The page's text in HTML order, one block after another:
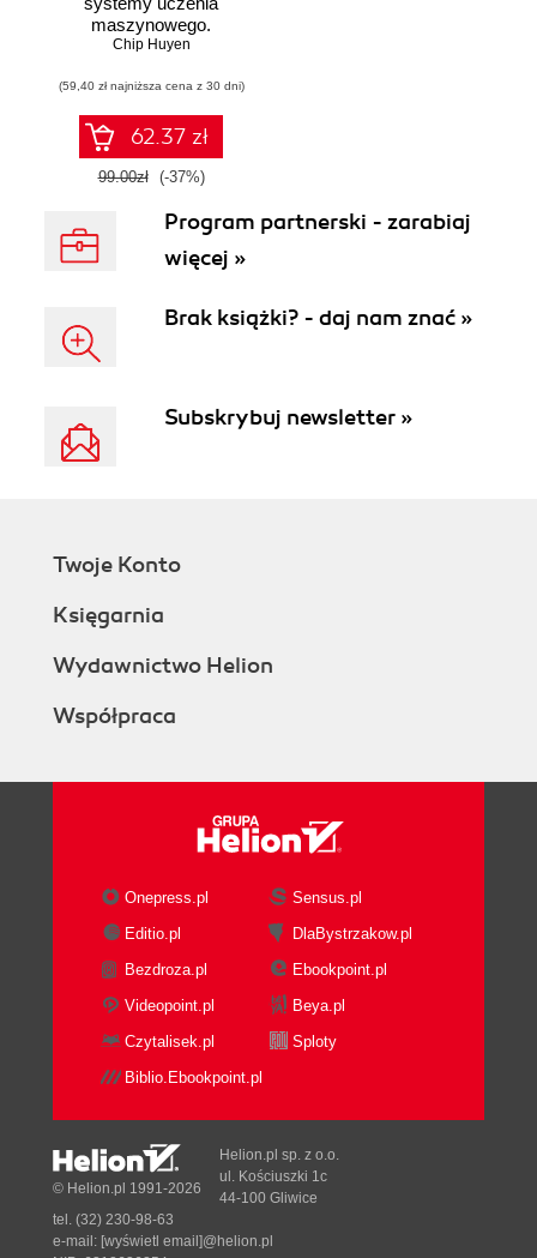
maszynowego.
Iteracyjne
gotowych do pracy
Chip Huyen
(59,40 zł najniższa cena z 30 dni)
62.37 zł
99.00zł (-37%)
Program partnerski - zarabiaj
więcej »
Brak książki? - daj nam znać »
Subskrybuj newsletter »
Twoje Konto
Księgarnia
Wydawnictwo Helion
Współpraca
Onepress.pl
Sensus.pl
Editio.pl
DlaBystrzakow.pl
Bezdroza.pl
Ebookpoint.pl
Videopoint.pl
Beya.pl
Czytalisek.pl
Sploty
Biblio.Ebookpoint.pl
© Helion.pl 1991-2026
Helion.pl sp. z o.o.
ul. Kościuszki 1c
44-100 Gliwice
tel. (32) 230-98-63
e-mail: [wyświetl email]@helion.pl